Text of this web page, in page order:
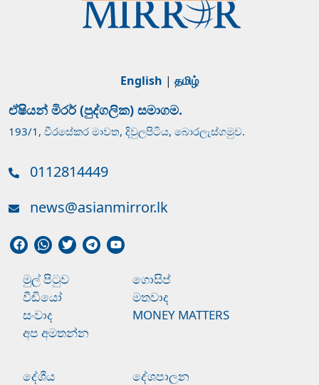
English | தமிழ்
ඒෂියන් මිරර් (පුද්ගලික) සමාගම.
193/1, වීරසේකර මාවත, දිවුලපිටිය, බොරලැස්ගමුව.
0112814449
news@asianmirror.lk
මුල් පිටුව
ගොසිප්
වීඩියෝ
මතවාද
සංවාද
MONEY MATTERS
අප අමතන්න
දේශීය දේශපාලන